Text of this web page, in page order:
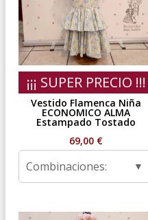
¡¡¡ SUPER PRECIO !!!
Vestido Flamenca Niña
ECONOMICO ALMA
Estampado Tostado
69,00 €
Combinaciones: